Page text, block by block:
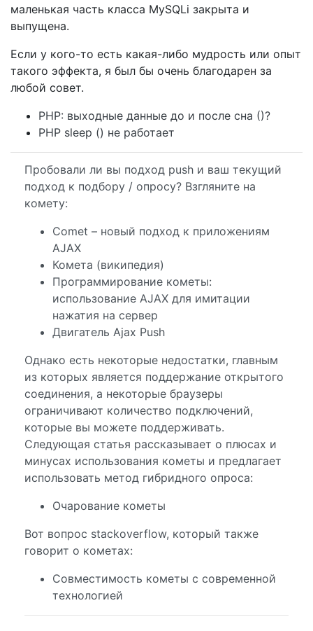
маленькая часть класса MySQLi закрыта и
выпущена.
Если у кого-то есть какая-либо мудрость или опыт
такого эффекта, я был бы очень благодарен за
любой совет.
PHP: выходные данные до и после сна ()?
PHP sleep () не работает
Пробовали ли вы подход push и ваш текущий
подход к подбору / опросу? Взгляните на
комету:
Comet – новый подход к приложениям
AJAX
Комета (википедия)
Программирование кометы:
использование AJAX для имитации
нажатия на сервер
Двигатель Ajax Push
Однако есть некоторые недостатки, главным
из которых является поддержание открытого
соединения, а некоторые браузеры
ограничивают количество подключений,
которые вы можете поддерживать.
Следующая статья рассказывает о плюсах и
минусах использования кометы и предлагает
использовать метод гибридного опроса:
Очарование кометы
Вот вопрос stackoverflow, который также
говорит о кометах:
Совместимость кометы с современной
технологией